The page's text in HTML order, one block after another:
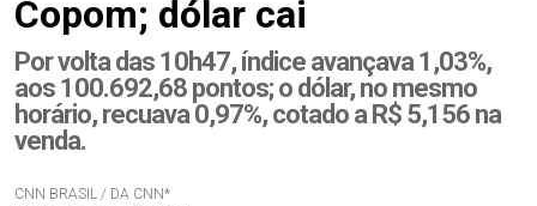
Copom; dólar cai
Por volta das 10h47, índice avançava 1,03%,
aos 100.692,68 pontos; o dólar, no mesmo
horário, recuava 0,97%, cotado a R$ 5,156 na
venda.
CNN BRASIL / DA CNN*